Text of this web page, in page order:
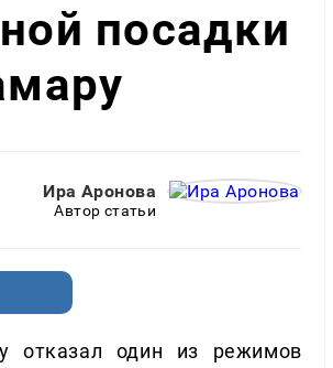
посадки
Ира Аронова
Автор статьи
отказал один из режимов